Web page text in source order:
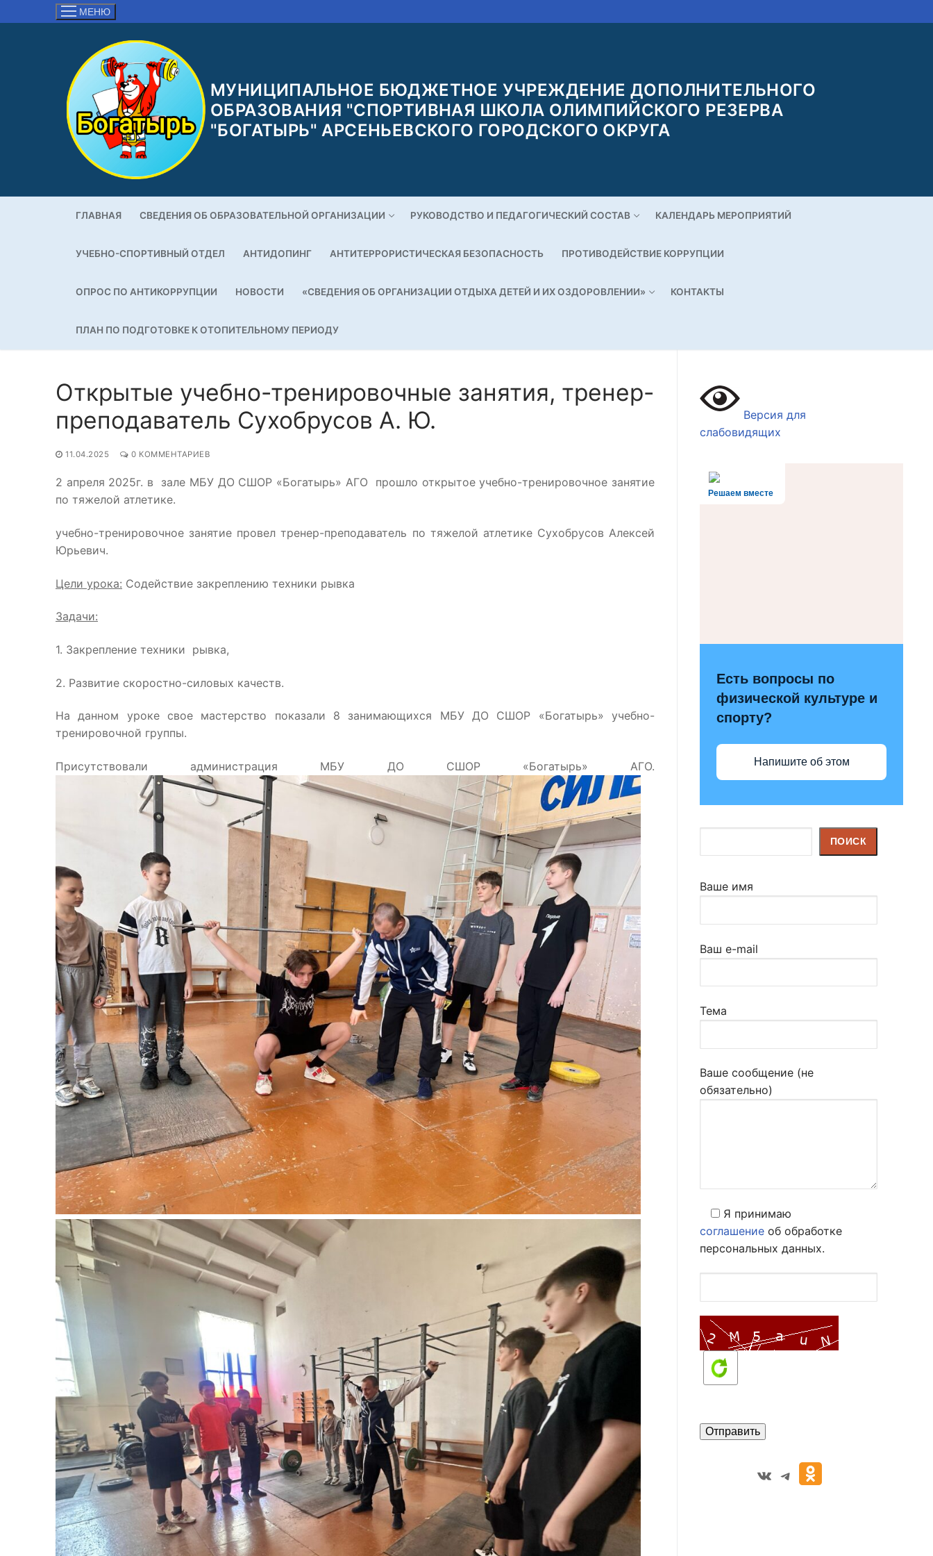
к
МЕНЮ
МУНИЦИПАЛЬНОЕ БЮДЖЕТНОЕ УЧРЕЖДЕНИЕ ДОПОЛНИТЕЛЬНОГО
ОБРАЗОВАНИЯ "СПОРТИВНАЯ ШКОЛА ОЛИМПИЙСКОГО РЕЗЕРВА
"БОГАТЫРЬ" АРСЕНЬЕВСКОГО ГОРОДСКОГО ОКРУГА
ГЛАВНАЯ СВЕДЕНИЯ ОБ ОБРАЗОВАТЕЛЬНОЙ ОРГАНИЗАЦИИ РУКОВОДСТВО И ПЕДАГОГИЧЕСКИЙ СОСТАВ КАЛЕНДАРЬ МЕРОПРИЯТИЙ
УЧЕБНО-СПОРТИВНЫЙ ОТДЕЛ АНТИДОПИНГ АНТИТЕРРОРИСТИЧЕСКАЯ БЕЗОПАСНОСТЬ ПРОТИВОДЕЙСТВИЕ КОРРУПЦИИ
ОПРОС ПО АНТИКОРРУПЦИИ НОВОСТИ «СВЕДЕНИЯ ОБ ОРГАНИЗАЦИИ ОТДЫХА ДЕТЕЙ И ИХ ОЗДОРОВЛЕНИИ» КОНТАКТЫ
ПЛАН ПО ПОДГОТОВКЕ К ОТОПИТЕЛЬНОМУ ПЕРИОДУ
Открытые учебно-тренировочные занятия, тренер-
преподаватель Сухобрусов А. Ю.
11.04.2025 0 КОММЕНТАРИЕВ
2 апреля 2025г. в зале МБУ ДО СШОР «Богатырь» АГО прошло открытое учебно-тренировочное занятие
по тяжелой атлетике.
учебно-тренировочное занятие провел тренер-преподаватель по тяжелой атлетике Сухобрусов Алексей
Юрьевич.
Цели урока: Содействие закреплению техники рывка
Задачи:
1. Закрепление техники рывка,
2. Развитие скоростно-силовых качеств.
На данном уроке свое мастерство показали 8 занимающихся МБУ ДО СШОР «Богатырь» учебно-
тренировочной группы.
Присутствовали администрация МБУ ДО СШОР «Богатырь» АГО.
Версия для
слабовидящих
Решаем вместе
Есть вопросы по
физической культуре и
спорту?
Напишите об этом
ПОИСК
Ваше имя
Ваш e-mail
Тема
Ваше сообщение (не
обязательно)
Я принимаю
соглашение об обработке
персональных данных.
VK Telegram